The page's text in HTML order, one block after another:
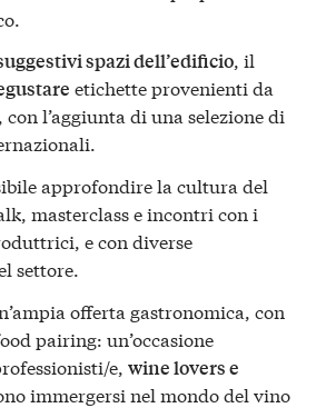
spazi dell’edificio, il
etichette provenienti da
l’aggiunta di una selezione di
approfondire la cultura del
masterclass e incontri con i
e con diverse
settore.
offerta gastronomica, con
pairing: un’occasione
e, wine lovers e
immergersi nel mondo del vino